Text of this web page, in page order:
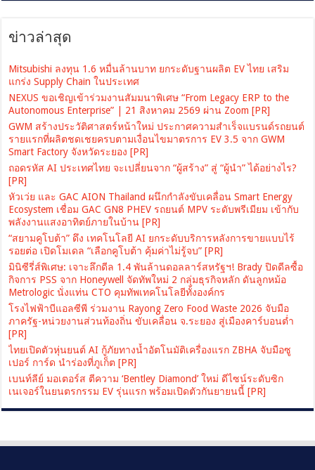
ข่าวล่าสุด
Mitsubishi ลงทุน 1.6 หมื่นล้านบาท ยกระดับฐานผลิต EV ไทย เสริม
แกร่ง Supply Chain ในประเทศ
NEXUS ขอเชิญเข้าร่วมงานสัมมนาพิเศษ “From Legacy ERP to the
Autonomous Enterprise” | 21 สิงหาคม 2569 ผ่าน Zoom [PR]
GWM สร้างประวัติศาสตร์หน้าใหม่ ประกาศความสำเร็จแบรนด์รถยนต์
รายแรกที่ผลิตชดเชยครบตามเงื่อนไขมาตรการ EV 3.5 จาก GWM
Smart Factory จังหวัดระยอง [PR]
ถอดรหัส AI ประเทศไทย จะเปลี่ยนจาก “ผู้สร้าง” สู่ “ผู้นำ” ได้อย่างไร?
[PR]
หัวเว่ย และ GAC AION Thailand ผนึกกำลังขับเคลื่อน Smart Energy
Ecosystem เชื่อม GAC GN8 PHEV รถยนต์ MPV ระดับพรีเมียม เข้ากับ
พลังงานแสงอาทิตย์ภายในบ้าน [PR]
“สยามคูโบต้า” ดึง เทคโนโลยี AI ยกระดับบริการหลังการขายแบบไร้
รอยต่อ เปิดโมเดล “เลือกคูโบต้า คุ้มค่าไม่รู้จบ” [PR]
มินิซีรี่ส์พิเศษ: เจาะลึกดีล 1.4 พันล้านดอลลาร์สหรัฐฯ! Brady ปิดดีลซื้อ
กิจการ PSS จาก Honeywell จัดทัพใหม่ 2 กลุ่มธุรกิจหลัก ดันลูกหม้อ
Metrologic นั่งแท่น CTO คุมทัพเทคโนโลยีทั้งองค์กร
โรงไฟฟ้าบีแอลซีพี ร่วมงาน Rayong Zero Food Waste 2026 จับมือ
ภาครัฐ-หน่วยงานส่วนท้องถิ่น ขับเคลื่อน จ.ระยอง สู่เมืองคาร์บอนต่ำ
[PR]
ไทยเปิดตัวหุ่นยนต์ AI กู้ภัยทางน้ำอัตโนมัติเครื่องแรก ZBHA จับมือซู
เปอร์ การ์ด นำร่องที่ภูเก็ต [PR]
เบนท์ลีย์ มอเตอร์ส ตีความ ‘Bentley Diamond’ ใหม่ ดีไซน์ระดับซิก
เนเจอร์ในยนตรกรรม EV รุ่นแรก พร้อมเปิดตัวกันยายนนี้ [PR]